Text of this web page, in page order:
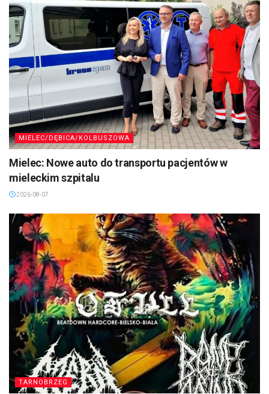
MIELEC/DĘBICA/KOLBUSZOWA
Mielec: Nowe auto do transportu pacjentów w
mieleckim szpitalu
2026-08-07
TARNOBRZEG